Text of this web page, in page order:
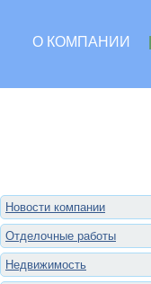
О КОМПАНИИ
Новости компании
Отделочные работы
Недвижимость